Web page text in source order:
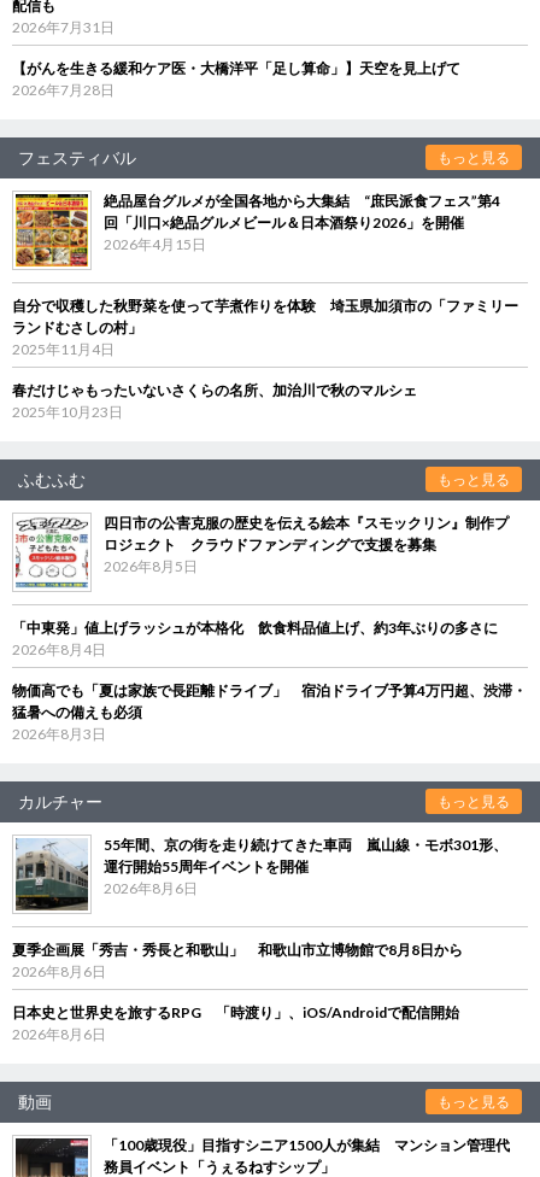
配信も
2026年7月31日
【がんを生きる緩和ケア医・大橋洋平「足し算命」】天空を見上げて
2026年7月28日
フェスティバル もっと見る
絶品屋台グルメが全国各地から大集結 “庶民派食フェス”第4
回「川口×絶品グルメビール＆日本酒祭り2026」を開催
2026年4月15日
自分で収穫した秋野菜を使って芋煮作りを体験 埼玉県加須市の「ファミリー
ランドむさしの村」
2025年11月4日
春だけじゃもったいないさくらの名所、加治川で秋のマルシェ
2025年10月23日
ふむふむ もっと見る
四日市の公害克服の歴史を伝える絵本『スモックリン』制作プ
ロジェクト クラウドファンディングで支援を募集
2026年8月5日
「中東発」値上げラッシュが本格化 飲食料品値上げ、約3年ぶりの多さに
2026年8月4日
物価高でも「夏は家族で長距離ドライブ」 宿泊ドライブ予算4万円超、渋滞・
猛暑への備えも必須
2026年8月3日
カルチャー もっと見る
55年間、京の街を走り続けてきた車両 嵐山線・モボ301形、
運行開始55周年イベントを開催
2026年8月6日
夏季企画展「秀吉・秀長と和歌山」 和歌山市立博物館で8月8日から
2026年8月6日
日本史と世界史を旅するRPG 「時渡り」、iOS/Androidで配信開始
2026年8月6日
動画 もっと見る
「100歳現役」目指すシニア1500人が集結 マンション管理代
務員イベント「うぇるねすシップ」